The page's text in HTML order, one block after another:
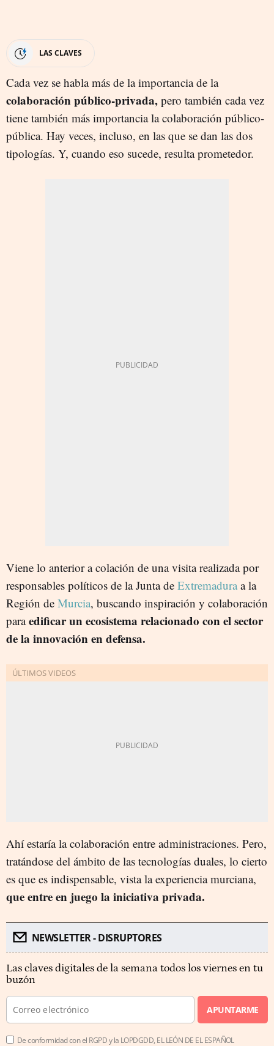
LAS CLAVES
Cada vez se habla más de la importancia de la
colaboración público-privada, pero también cada vez
tiene también más importancia la colaboración público-
pública. Hay veces, incluso, en las que se dan las dos
tipologías. Y, cuando eso sucede, resulta prometedor.
Viene lo anterior a colación de una visita realizada por
responsables políticos de la Junta de Extremadura a la
Región de Murcia, buscando inspiración y colaboración
paraedificar un ecosistema relacionado con el sector
de la innovación en defensa.
Ahí estaría la colaboración entre administraciones. Pero,
tratándose del ámbito de las tecnologías duales, lo cierto
es que es indispensable, vista la experiencia murciana,
que entre en juego la iniciativa privada.
NEWSLETTER - DISRUPTORES
Las claves digitales de la semana todos los viernes en tu
buzón
APUNTARME
De conformidad con el RGPD y la LOPDGDD, EL LEÓN DE EL ESPAÑOL